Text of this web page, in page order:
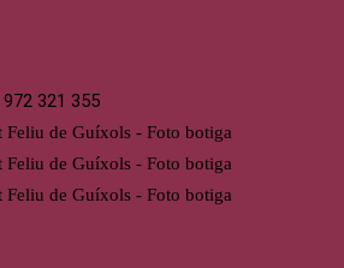
972 321 355